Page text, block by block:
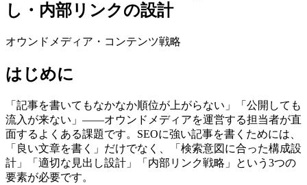
し・内部リンクの設計
オウンドメディア・コンテンツ戦略
はじめに
「記事を書いてもなかなか順位が上がらない」「公開しても
流入が来ない」——オウンドメディアを運営する担当者が直
面するよくある課題です。SEOに強い記事を書くためには、
「良い文章を書く」だけでなく、「検索意図に合った構成設
計」「適切な見出し設計」「内部リンク戦略」という3つの
要素が必要です。